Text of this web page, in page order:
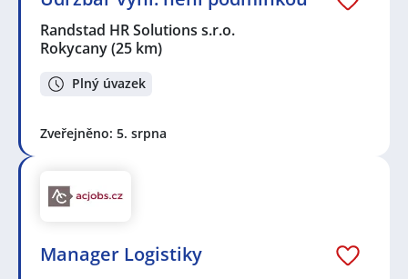
Randstad HR Solutions s.r.o.
Rokycany(25 km)
Plný úvazek
Zveřejněno: 5. srpna
Manager Logistiky